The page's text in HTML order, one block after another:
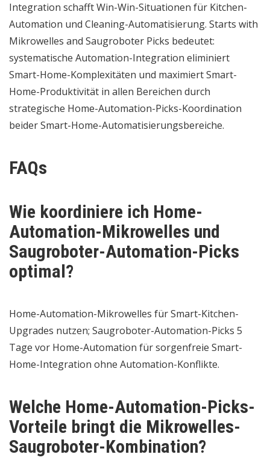
Integration schafft Win-Win-Situationen für Kitchen-
Automation und Cleaning-Automatisierung. Starts with
Mikrowelles and Saugroboter Picks bedeutet:
systematische Automation-Integration eliminiert
Smart-Home-Komplexitäten und maximiert Smart-
Home-Produktivität in allen Bereichen durch
strategische Home-Automation-Picks-Koordination
beider Smart-Home-Automatisierungsbereiche.
FAQs
Wie koordiniere ich Home-
Automation-Mikrowelles und
Saugroboter-Automation-Picks
optimal?
Home-Automation-Mikrowelles für Smart-Kitchen-
Upgrades nutzen; Saugroboter-Automation-Picks 5
Tage vor Home-Automation für sorgenfreie Smart-
Home-Integration ohne Automation-Konflikte.
Welche Home-Automation-Picks-
Vorteile bringt die Mikrowelles-
Saugroboter-Kombination?